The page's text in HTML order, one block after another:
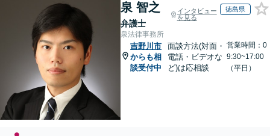
泉 智之
弁護士
インタビュー
を見る
徳島県
泉法律事務所
吉野川市
からも相
談受付中
面談方法(対面・
電話・ビデオな
ど)は応相談
営業時間：0
9:30~17:00
（平日）